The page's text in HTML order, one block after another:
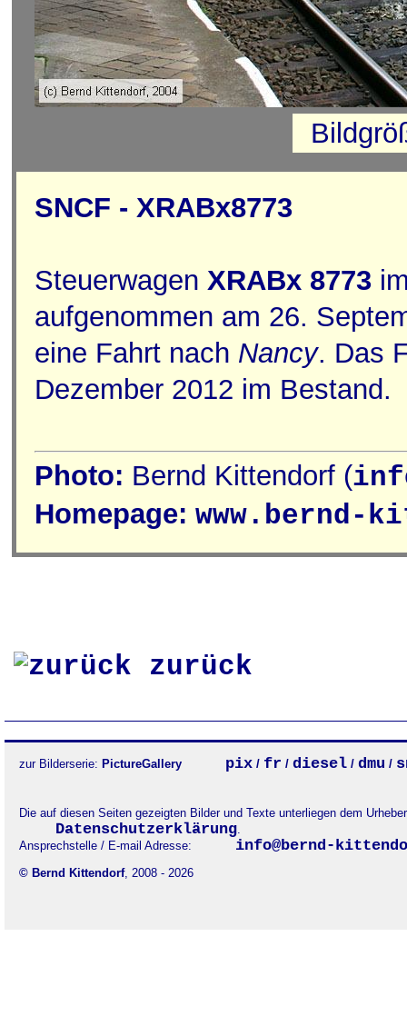
SNCF - XRABx8773
Steuerwagen XRABx 8773
aufgenommen am 26.
eine Fahrt nach Nancy. Das
Dezember 2012 im Bestand.
Photo: Bernd Kittendorf (
Homepage: www.bernd-
zurück
zur Bilderserie: PictureGallery pix / fr / diesel / dmu /
Die auf diesen Seiten gezeigten Bilder und Texte unterliegen dem
Datenschutzerklärung.
Ansprechstelle / E-mail Adresse:
info@bernd-
© Bernd Kittendorf, 2008 - 2026